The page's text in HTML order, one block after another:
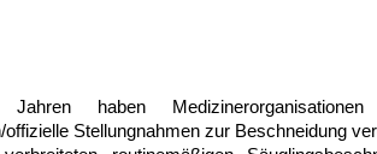
haben Medizinerorganisationen
Stellungnahmen zur Beschneidung